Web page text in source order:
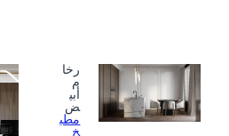
رخا
م
أبي
ض
مطب
خ